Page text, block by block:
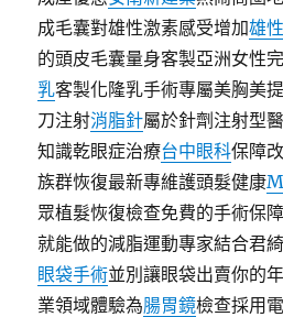
成毛囊對雄性激素感受增加雄
的頭皮毛囊量身客製亞洲女性
乳客製化隆乳手術專屬美胸美
刀注射消脂針屬於針劑注射型
知識乾眼症治療台中眼科保障
族群恢復最新專維護頭髮健康
眾植髮恢復檢查免費的手術保
就能做的減脂運動專家結合君
眼袋手術並別讓眼袋出賣你的
業領域體驗為腸胃鏡檢查採用